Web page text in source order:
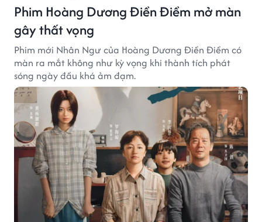
Phim Hoàng Dương Điền Điềm mở màn
gây thất vọng
Phim mới Nhân Ngư của Hoàng Dương Điền Điềm có
màn ra mắt không như kỳ vọng khi thành tích phát
sóng ngày đầu khá ảm đạm.